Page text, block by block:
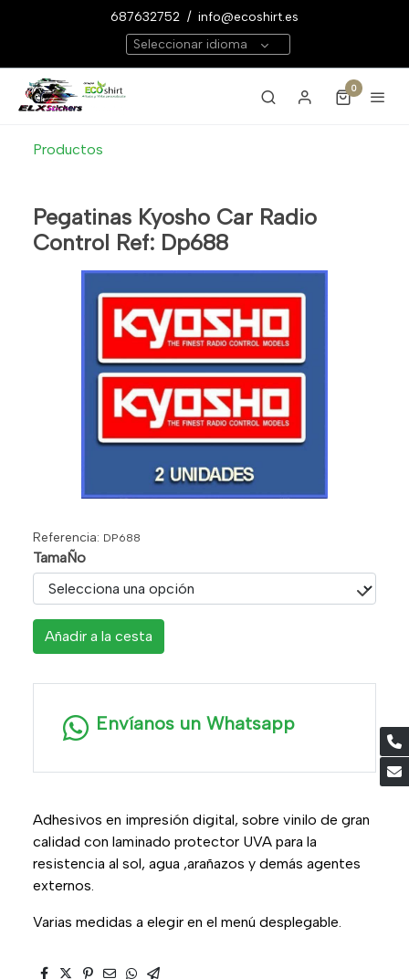
687632752 / info@ecoshirt.es
Seleccionar idioma
0
Productos
Pegatinas Kyosho Car Radio
Control Ref: Dp688
Referencia: DP688
TamaÑo
Añadir a la cesta
Envíanos un Whatsapp
Adhesivos en impresión digital, sobre vinilo de gran
calidad con laminado protector UVA para la
resistencia al sol, agua ,arañazos y demás agentes
externos.
Varias medidas a elegir en el menú desplegable.